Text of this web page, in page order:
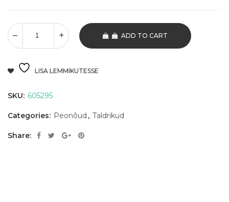
ADD TO CART
LISA LEMMIKUTESSE
SKU: 605295
Categories: Peonõud , Taldrikud
Share: